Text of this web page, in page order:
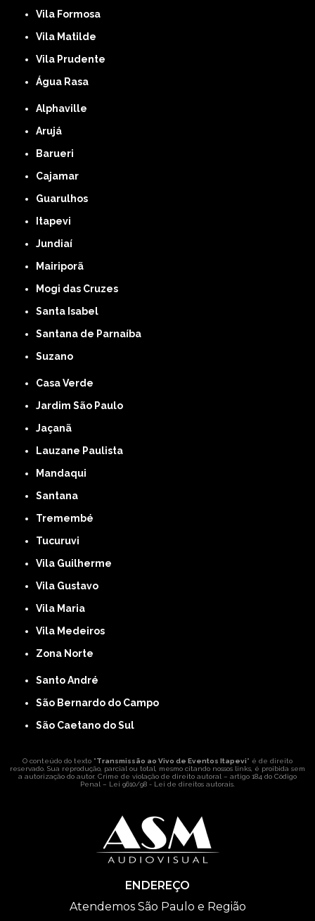
Vila Formosa
Vila Matilde
Vila Prudente
Água Rasa
Alphaville
Arujá
Barueri
Cajamar
Guarulhos
Itapevi
Jundiaí
Mairiporã
Mogi das Cruzes
Santa Isabel
Santana de Parnaíba
Suzano
Casa Verde
Jardim São Paulo
Jaçanã
Lauzane Paulista
Mandaqui
Santana
Tremembé
Tucuruvi
Vila Guilherme
Vila Gustavo
Vila Maria
Vila Medeiros
Zona Norte
Santo André
São Bernardo do Campo
São Caetano do Sul
O conteúdo do texto "Transmissão ao Vivo de Eventos Itapevi" é de direito
reservado. Sua reprodução, parcial ou total, mesmo citando nossos links, é proibida sem
a autorização do autor. Crime de violação de direito autoral – artigo 184 do Código
Penal – Lei 9610/98 - Lei de direitos autorais.
ENDEREÇO
Atendemos São Paulo e Região